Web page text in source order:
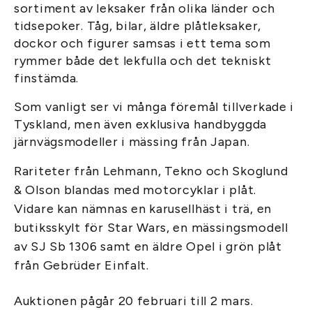
sortiment av leksaker från olika länder och
tidsepoker. Tåg, bilar, äldre plåtleksaker,
dockor och figurer samsas i ett tema som
rymmer både det lekfulla och det tekniskt
finstämda.
Som vanligt ser vi många föremål tillverkade i
Tyskland, men även exklusiva handbyggda
järnvägsmodeller i mässing från Japan.
Rariteter från Lehmann, Tekno och Skoglund
& Olson blandas med motorcyklar i plåt.
Vidare kan nämnas en karusellhäst i trä, en
butiksskylt för Star Wars, en mässingsmodell
av SJ Sb 1306 samt en äldre Opel i grön plåt
från Gebrüder Einfalt.
Auktionen pågår 20 februari till 2 mars.